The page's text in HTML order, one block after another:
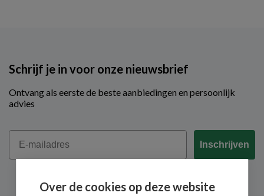
Schrijf je in voor onze nieuwsbrief
Ontvang als eerste de beste aanbiedingen en persoonlijk
advies
Email
Inschrijven
Over de cookies op deze website